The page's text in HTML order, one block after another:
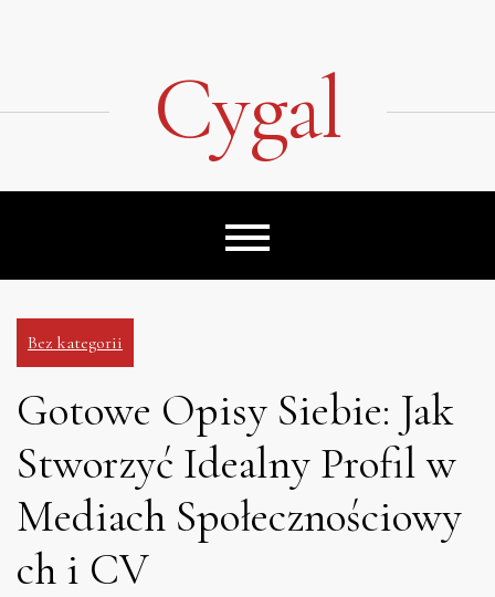
Cygal
Bez kategorii
Gotowe Opisy Siebie: Jak
Stworzyć Idealny Profil w
Mediach Społecznościowy
ch i CV